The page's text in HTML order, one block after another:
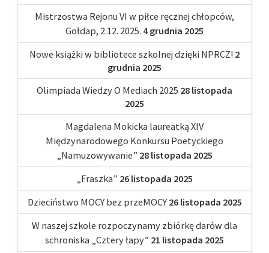
Mistrzostwa Rejonu VI w piłce ręcznej chłopców,
Gołdap, 2.12. 2025. 4 grudnia 2025
Nowe książki w bibliotece szkolnej dzięki NPRCZ! 2
grudnia 2025
Olimpiada Wiedzy O Mediach 2025 28 listopada
2025
Magdalena Mokicka laureatką XIV
Międzynarodowego Konkursu Poetyckiego
„Namuzowywanie” 28 listopada 2025
„Fraszka” 26 listopada 2025
Dzieciństwo MOCY bez przeMOCY 26 listopada 2025
W naszej szkole rozpoczynamy zbiórkę darów dla
schroniska „Cztery łapy” 21 listopada 2025